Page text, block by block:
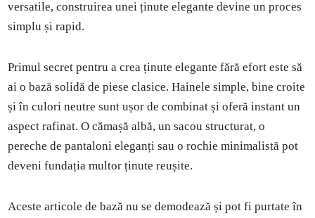
versatile, construirea unei ținute elegante devine un proces
simplu și rapid.
Primul secret pentru a crea ținute elegante fără efort este să
ai o bază solidă de piese clasice. Hainele simple, bine croite
și în culori neutre sunt ușor de combinat și oferă instant un
aspect rafinat. O cămașă albă, un sacou structurat, o
pereche de pantaloni eleganți sau o rochie minimalistă pot
deveni fundația multor ținute reușite.
Aceste articole de bază nu se demodează și pot fi purtate în